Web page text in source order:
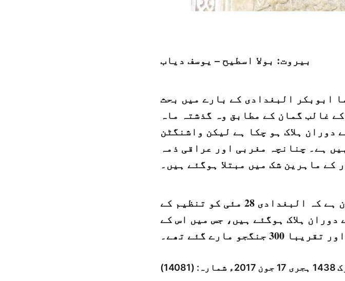
بيروت: بولا اسطيح – يوسف دياب
ابوبکر البغدادی کے بارے میں بحث
غالب گمان کے مطابق وہ گذشتہ ماہ
دوران ہلاک ہو چکا ہے لیکن واشنگٹن
ہے۔ چنانچہ مغربی اور عراقی ذمہ
ماہرین شک میں مبتلا ہوگئے ہیں۔
روسی فوج نے کہا ہے کہ غالب گمان ہے کہ البغدادی 28 مئی کو تنظیم کے
ہلاک ہوگئے ہیں، جس میں اس کے